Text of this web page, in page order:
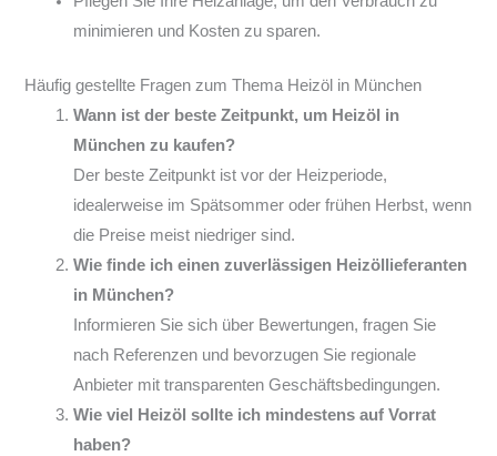
minimieren und Kosten zu sparen.
Häufig gestellte Fragen zum Thema Heizöl in München
Wann ist der beste Zeitpunkt, um Heizöl in
München zu kaufen?
Der beste Zeitpunkt ist vor der Heizperiode,
idealerweise im Spätsommer oder frühen Herbst, wenn
die Preise meist niedriger sind.
Wie finde ich einen zuverlässigen Heizöllieferanten
in München?
Informieren Sie sich über Bewertungen, fragen Sie
nach Referenzen und bevorzugen Sie regionale
Anbieter mit transparenten Geschäftsbedingungen.
Wie viel Heizöl sollte ich mindestens auf Vorrat
haben?